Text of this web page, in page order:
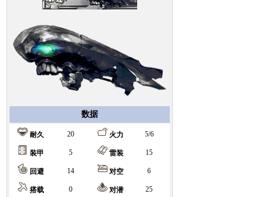
数据
耐久 20 火力 5/6
装甲 5 雷装 15
回避 14 对空 6
搭载 0 对潜 25